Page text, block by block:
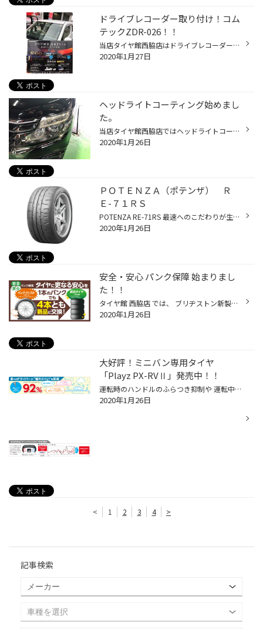
ドライブレコーダー取り付け！コム
テックZDR-026！！
当店タイヤ館西脇店はドライブレコーダー取扱店です。 本日はコムテックZDR026を取り付け頂いたのでご紹介いたします。 取り付けにあたっては配線処理など丁寧に仕上げております。 日本製で３７０万画素や運転支援など安心してしっかり記録できますね！ ３６０度タイプと迷われていましたが今回は ...
2020年1月27日
ヘッドライトコーティング始めまし
た。
当店タイヤ館西脇店ではヘッドライトコーティングをはじめました。 施工前 まだキレイな状態ですが黄ばみや小傷が目立ちます。 マスキングで丁寧に保護 コンパウンドで小傷や汚れを除去 施工後 ガラス系皮膜で仕上げです。 写真では伝わりずらいですが黄ばみや艶が戻り 見た目はもちろん夜間の光量...
2020年1月26日
ＰＯＴＥＮＺＡ（ポテンザ） Ｒ
Ｅ-７１ＲＳ
POTENZA RE-71RS 最速へのこだわりが生んだ、リアル・スポーツPOTENZA 製品特徴 1.サーキットで鍛え抜かれたドライグリップ サーキット走行で想定されるタイヤと路面との接地面を見直し、車両旋回中でも最大限の接地面積を確保し、更に路面に深く食い込むパタンとハイグリップポリマーを採用。 2.ク...
2020年1月26日
安全・安心 パンク保障 始まりまし
た！！
タイヤ館 西脇店 では、 ブリヂストン新製品タイヤ4本をご購入された方が対象で パンク保障に加入して頂くことができます。 1本のパンクでも4本とも新品に交換！ パンクしたタイヤが1本でも1回に限り、4本全て新品にお取替え。 （廃タイヤ処理料金など1部料金が発生します） 加入から2年間の長期補...
2020年1月26日
大好評！ミニバン専用タイヤ
「Playz PX-RVⅡ」発売中！！
運転時のハンドルのふらつき抑制や 運転中に無意識に溜まる"ストレス"を軽減することで「疲れにくい」を実現した、 「Playz（プレイズ）」ブランドのミニバン専用タイヤ「Playz PX-RVⅡ」発売中！ 「Playz PX-RVⅡ」はミニバンの特性を考慮し、設計したミニバン専用パタンです。 発売サイズは、１５～...
2020年1月26日
< 1 2 3 4 >
記事検索